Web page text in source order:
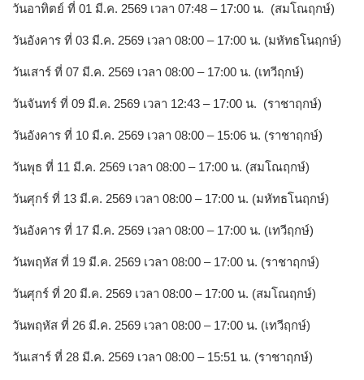
วันอาทิตย์ ที่ 01 มี.ค. 2569 เวลา 07:48 – 17:00 น. (สมโณฤกษ์)
วันอังคาร ที่ 03 มี.ค. 2569 เวลา 08:00 – 17:00 น. (มหัทธโนฤกษ์)
วันเสาร์ ที่ 07 มี.ค. 2569 เวลา 08:00 – 17:00 น. (เทวีฤกษ์)
วันจันทร์ ที่ 09 มี.ค. 2569 เวลา 12:43 – 17:00 น. (ราชาฤกษ์)
วันอังคาร ที่ 10 มี.ค. 2569 เวลา 08:00 – 15:06 น. (ราชาฤกษ์)
วันพุธ ที่ 11 มี.ค. 2569 เวลา 08:00 – 17:00 น. (สมโณฤกษ์)
วันศุกร์ ที่ 13 มี.ค. 2569 เวลา 08:00 – 17:00 น. (มหัทธโนฤกษ์)
วันอังคาร ที่ 17 มี.ค. 2569 เวลา 08:00 – 17:00 น. (เทวีฤกษ์)
วันพฤหัส ที่ 19 มี.ค. 2569 เวลา 08:00 – 17:00 น. (ราชาฤกษ์)
วันศุกร์ ที่ 20 มี.ค. 2569 เวลา 08:00 – 17:00 น. (สมโณฤกษ์)
วันพฤหัส ที่ 26 มี.ค. 2569 เวลา 08:00 – 17:00 น. (เทวีฤกษ์)
วันเสาร์ ที่ 28 มี.ค. 2569 เวลา 08:00 – 15:51 น. (ราชาฤกษ์)